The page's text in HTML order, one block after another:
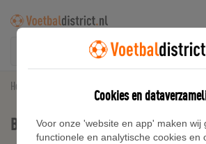
Home
Blauwe Voetbalschoenen
Cookies en
Voor onze 'website en app' maken wij
functionele en analytische cookies en